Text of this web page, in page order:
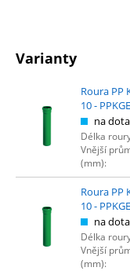
Varianty
Roura PP
10 -
na
Délka
Vnější
(mm):
Roura PP
10 -
na
Délka
Vnější
(mm):